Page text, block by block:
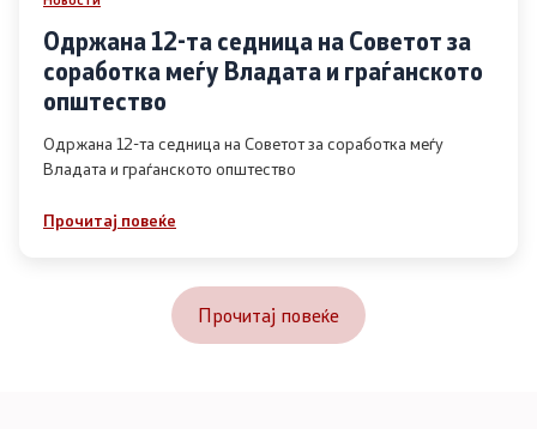
Одржана 12-та седница на Советот за
соработка меѓу Владата и граѓанското
општество
Одржана 12-та седница на Советот за соработка меѓу
Владата и граѓанското општество
Прочитај повеќе
Прочитај повеќе